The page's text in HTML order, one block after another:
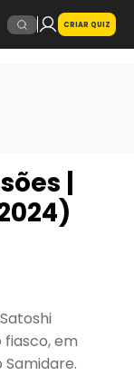
CRIAR QUIZ
|
em